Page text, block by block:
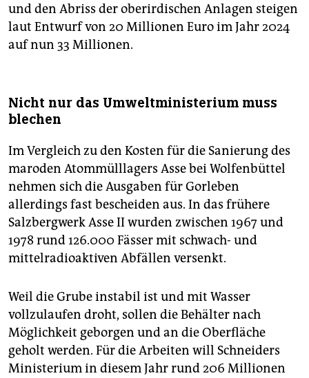
und den Abriss der oberirdischen Anlagen steigen
laut Entwurf von 20 Millionen Euro im Jahr 2024
auf nun 33 Millionen.
Nicht nur das Umweltministerium muss
blechen
Im Vergleich zu den Kosten für die Sanierung des
maroden Atommülllagers Asse bei Wolfenbüttel
nehmen sich die Ausgaben für Gorleben
allerdings fast bescheiden aus. In das frühere
Salzbergwerk Asse II wurden zwischen 1967 und
1978 rund 126.000 Fässer mit schwach- und
mittelradioaktiven Abfällen versenkt.
Weil die Grube instabil ist und mit Wasser
vollzulaufen droht, sollen die Behälter nach
Möglichkeit geborgen und an die Oberfläche
geholt werden. Für die Arbeiten will Schneiders
Ministerium in diesem Jahr rund 206 Millionen